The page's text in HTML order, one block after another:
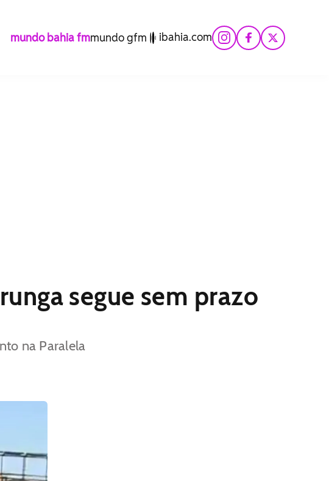
mundo bahia fmmundo gfm ibahia.com
segue sem prazo
na Paralela